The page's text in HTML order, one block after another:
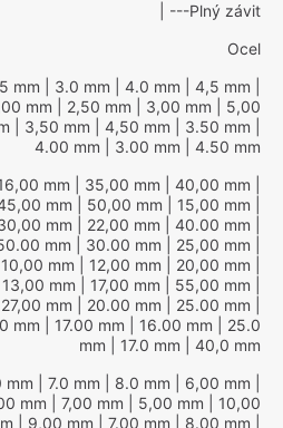
| ---Plný závit
Ocel
mm | 3.0 mm | 4.0 mm | 4,5 mm
mm | 2,50 mm | 3,00 mm | 5,00
| 3,50 mm | 4,50 mm | 3.50 mm
4.00 mm | 3.00 mm | 4.50 mm
16,00 mm | 35,00 mm | 40,00 mm
mm | 50,00 mm | 15,00 mm
mm | 22,00 mm | 40.00 mm
mm | 30.00 mm | 25,00 mm
10,00 mm | 12,00 mm | 20,00 mm
13,00 mm | 17,00 mm | 55,00 mm
27,00 mm | 20.00 mm | 25.00 mm
mm | 17.00 mm | 16.00 mm | 25.0
mm | 17.0 mm | 40,0 mm
mm | 7.0 mm | 8.0 mm | 6,00 mm
mm | 7,00 mm | 5,00 mm | 10,00
| 9,00 mm | 7.00 mm | 8.00 mm